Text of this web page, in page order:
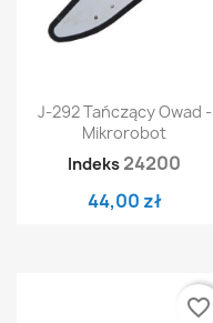
J-292 Tańczący Owad -
Mikrorobot
Indeks 24200
44,00 zł
favorite_border